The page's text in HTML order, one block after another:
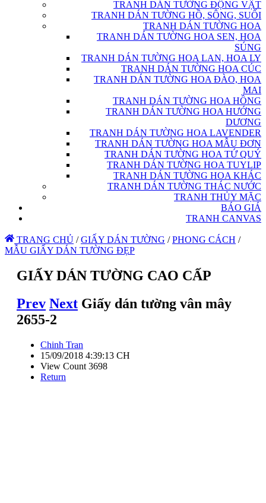
TRANH DÁN TƯỜNG ĐỘNG VẬT
TRANH DÁN TƯỜNG HỒ, SÔNG, SUỐI
TRANH DÁN TƯỜNG HOA
TRANH DÁN TƯỜNG HOA SEN, HOA
SÚNG
TRANH DÁN TƯỜNG HOA LAN, HOA LY
TRANH DÁN TƯỜNG HOA CÚC
TRANH DÁN TƯỜNG HOA ĐÀO, HOA
MAI
TRANH DÁN TƯỜNG HOA HỒNG
TRANH DÁN TƯỜNG HOA HƯỚNG
DƯƠNG
TRANH DÁN TƯỜNG HOA LAVENDER
TRANH DÁN TƯỜNG HOA MẪU ĐƠN
TRANH DÁN TƯỜNG HOA TỨ QUÝ
TRANH DÁN TƯỜNG HOA TUYLIP
TRANH DÁN TƯỜNG HOA KHÁC
TRANH DÁN TƯỜNG THÁC NƯỚC
TRANH THỦY MẶC
BÁO GIÁ
TRANH CANVAS
TRANG CHỦ / GIẤY DÁN TƯỜNG / PHONG CÁCH /
MẪU GIẤY DÁN TƯỜNG ĐẸP
GIẤY DÁN TƯỜNG CAO CẤP
Prev Next Giấy dán tường vân mây
2655-2
Chinh Tran
15/09/2018 4:39:13 CH
View Count 3698
Return